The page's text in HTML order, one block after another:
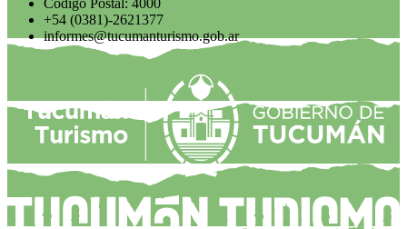
Código Postal: 4000
+54 (0381)-2621377
informes@tucumanturismo.gob.ar